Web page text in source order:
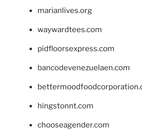
marianlives.org
waywardtees.com
pidfloorsexpress.com
bancodevenezuelaen.com
hingstonnt.com
chooseagender.com